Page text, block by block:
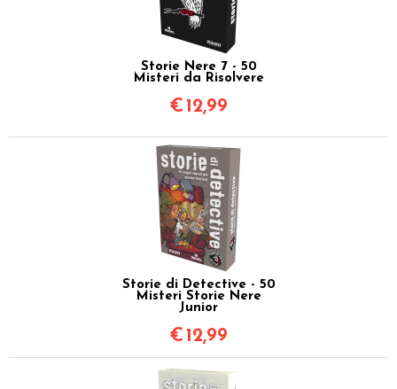
Storie Nere 7 - 50
Misteri da Risolvere
€ 12,99
Storie di Detective - 50
Misteri Storie Nere
Junior
€ 12,99